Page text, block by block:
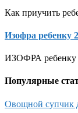
Как приучить
Изофра ребенку
ИЗОФРА ребенку
Популярные
Овощной супчик